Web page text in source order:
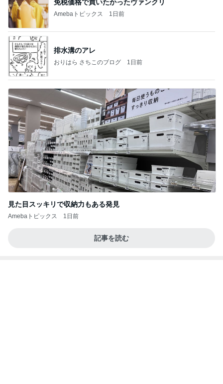
免税価格で買いたかったヴァンクリ
Amebaトピックス 1日前
排水溝のアレ
おりはら さちこのブログ 1日前
見た目スッキリで収納力もある発見
Amebaトピックス 1日前
記事を読む